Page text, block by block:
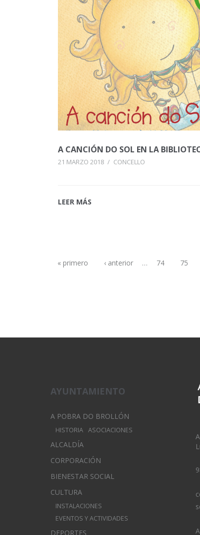
A CANCIÓN DO SOL EN LA
21 MARZO 2018 / CONCELLO
LEER MÁS
« primero ‹ anterior … 74 75
AYUNTAMIENTO
A POBRA DO BROLLÓN
HISTORIA ASOCIACIONES
ALCALDÍA
CORPORACIÓN
BIENESTAR SOCIAL
CULTURA
INSTALACIONES
EVENTOS Y ACTIVIDADES
DEPORTES